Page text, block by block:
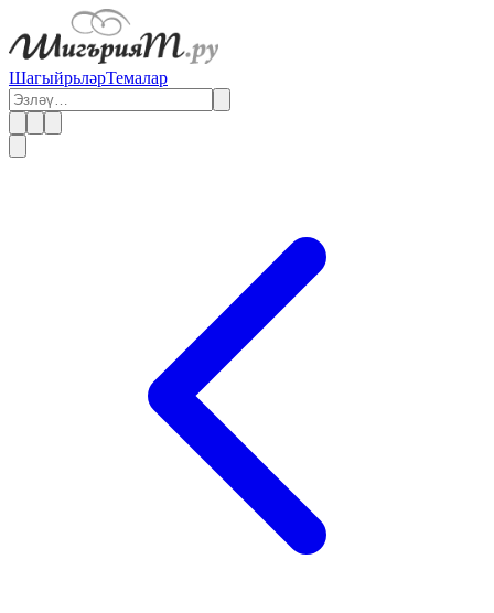
ШагыйрьләрТемалар